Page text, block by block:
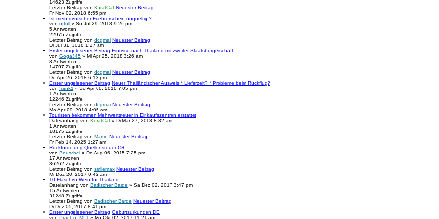
14623 Zugriffe
Letzter Beitrag von KoratCat Neuester Beitrag
Fr Nov 02, 2018 6:55 pm
Ist mein deutscher Fuehrerschein ungueltig ?
von ottoll » So Jul 29, 2018 9:26 pm
5Antworten
22975 Zugriffe
Letzter Beitrag von dogmai Neuester Beitrag
Di Jul 31, 2018 1:27 am
Erster ungelesener Beitrag Einreise nach Thailand mit zweiter Staatsbürgerschaft
von Goga345 » Mi Apr 25, 2018 3:26 am
3 Antworten
14767 Zugriffe
Letzter Beitrag von dogmai Neuester Beitrag
Do Apr 26, 2018 6:13 pm
Erster ungelesener Beitrag Neuer Thailändischer Ausweis * Lieferzeit? * Probleme beim Rückflug?
von frank1 » So Apr 08, 2018 7:05 pm
1 Antworten
12246 Zugriffe
Letzter Beitrag von dogmai Neuester Beitrag
Mo Apr 09, 2018 4:05 am
Touristen bekommen Mehrwertsteuer in Einkaufszentren erstattet
Dateianhang von KoratCat » Di Mär 27, 2018 8:32 am
1 Antworten
18175 Zugriffe
Letzter Beitrag von Martin Neuester Beitrag
Fr Feb 14, 2025 1:27 am
Rückforderung Quellensteuer CH
von Beuschel » Do Aug 06, 2015 7:25 pm
17 Antworten
36262 Zugriffe
Letzter Beitrag von smilemax Neuester Beitrag
Mi Dez 20, 2017 9:43 am
10 Flaschen Wein für Thailand...
Dateianhang von Badischer Barde » Sa Dez 02, 2017 3:47 pm
15Antworten
31248 Zugriffe
Letzter Beitrag von Badischer Barde Neuester Beitrag
Di Dez 05, 2017 8:41 pm
Erster ungelesener Beitrag Geburtsurkunden DE
von Prachin_MLT » Mo Okt 02, 2017 11:21 am